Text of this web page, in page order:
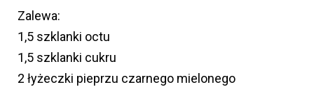
Zalewa:
1,5 szklanki octu
1,5 szklanki cukru
2 łyżeczki pieprzu czarnego mielonego